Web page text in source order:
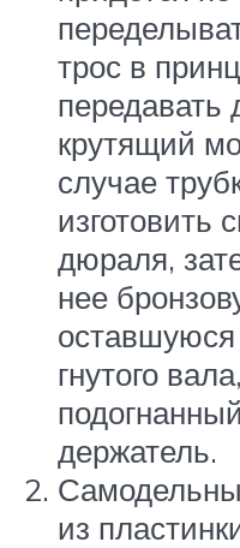
трос в
передавать
крутящий
случае
изготовить
дюраля,
нее
оставшуюся
гнутого
держатель.
из